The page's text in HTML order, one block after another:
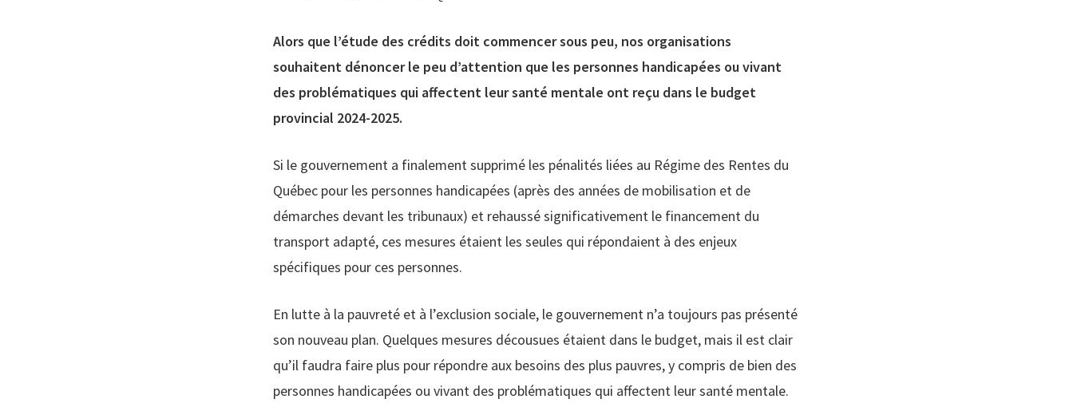
Alors que l’étude des crédits doit commencer sous peu, nos organisations
souhaitent dénoncer le peu d’attention que les personnes handicapées ou vivant
des problématiques qui affectent leur santé mentale ont reçu dans le budget
provincial 2024-2025.
Si le gouvernement a finalement supprimé les pénalités liées au Régime des Rentes du
Québec pour les personnes handicapées (après des années de mobilisation et de
démarches devant les tribunaux) et rehaussé significativement le financement du
transport adapté, ces mesures étaient les seules qui répondaient à des enjeux
spécifiques pour ces personnes.
En lutte à la pauvreté et à l’exclusion sociale, le gouvernement n’a toujours pas présenté
son nouveau plan. Quelques mesures décousues étaient dans le budget, mais il est clair
qu’il faudra faire plus pour répondre aux besoins des plus pauvres, y compris de bien des
personnes handicapées ou vivant des problématiques qui affectent leur santé mentale.